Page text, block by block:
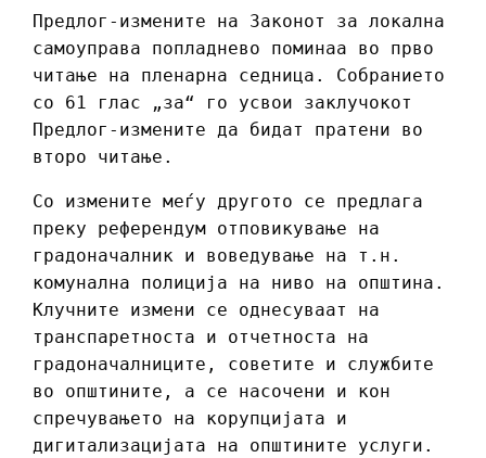
Предлог-измените на Законот за локална
самоуправа попладнево поминаа во прво
читање на пленарна седница. Собранието
со 61 глас „за“ го усвои заклучокот
Предлог-измените да бидат пратени во
второ читање.
Со измените меѓу другото се предлага
преку референдум отповикување на
градоначалник и воведување на т.н.
комунална полиција на ниво на општина.
Клучните измени се однесуваат на
транспаретноста и отчетноста на
градоначалниците, советите и службите
во општините, а се насочени и кон
спречувањето на корупцијата и
дигитализацијата на општините услуги.